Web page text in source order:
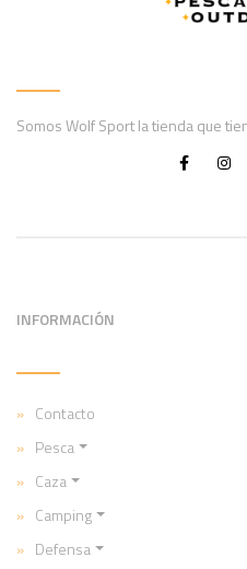
Somos Wolf Sport la tienda que
INFORMACIÓN
Contacto
Pesca
Caza
Camping
Defensa